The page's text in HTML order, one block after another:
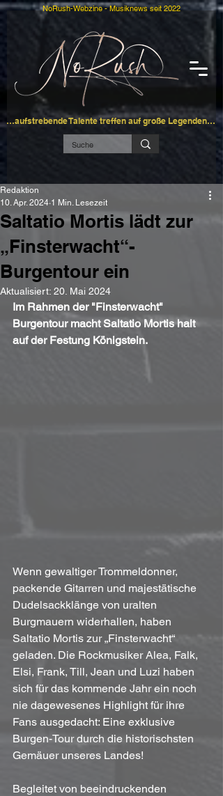
…aufstrebende Talente treffen auf große Legenden…
NoRush-Webzine - Musiknews seit 2022
Saltatio Mortis lädt zur
„Finsterwacht“-
Burgentour ein
Redaktion
10. Apr. 2024 1 Min. Lesezeit
Aktualisiert: 20. Mai 2024
Im Rahmen der "Finsterwacht"
Burgentour macht Saltatio Mortis halt
auf der Festung Königstein.
Wenn gewaltiger Trommeldonner,
packende Gitarren und majestätische
Dudelsackklänge von uralten
Burgmauern widerhallen, haben
Saltatio Mortis zur „Finsterwacht“
geladen. Die Rockmusiker Alea, Falk,
Elsi, Frank, Till, Jean und Luzi haben
sich für das kommende Jahr ein noch
nie dagewesenes Highlight für ihre
Fans ausgedacht: Eine exklusive
Burgen-Tour durch die historischsten
Gemäuer unseres Landes!
Begleitet von beeindruckenden